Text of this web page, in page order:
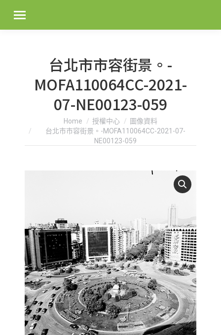
台北市市容街景。-
MOFA110064CC-2021-
07-NE00123-059
You are here:Home 授權中心
圖像資料
台北市市容街景。-MOFA110064CC-2021-07-
NE00123-059